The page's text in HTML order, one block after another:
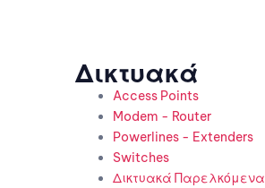
Δικτυακά
Access Points
Modem - Router
Powerlines - Extenders
Switches
Δικτυακά Παρελκόμενα